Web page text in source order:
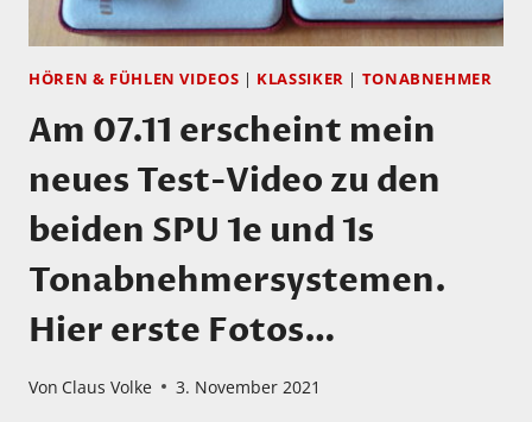
HÖREN & FÜHLEN VIDEOS | KLASSIKER | TONABNEHMER
Am 07.11 erscheint mein
neues Test-Video zu den
beiden SPU 1e und 1s
Tonabnehmersystemen.
Hier erste Fotos…
Von Claus Volke 3. November 2021